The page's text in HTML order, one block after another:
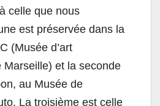
celle que nous
est préservée dans la
(Musée d’art
Marseille) et la seconde
au Musée de
La troisième est celle